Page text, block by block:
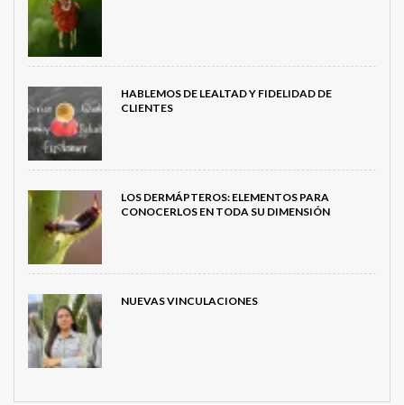
HABLEMOS DE LEALTAD Y FIDELIDAD DE
CLIENTES
LOS DERMÁPTEROS: ELEMENTOS PARA
CONOCERLOS EN TODA SU DIMENSIÓN
NUEVAS VINCULACIONES